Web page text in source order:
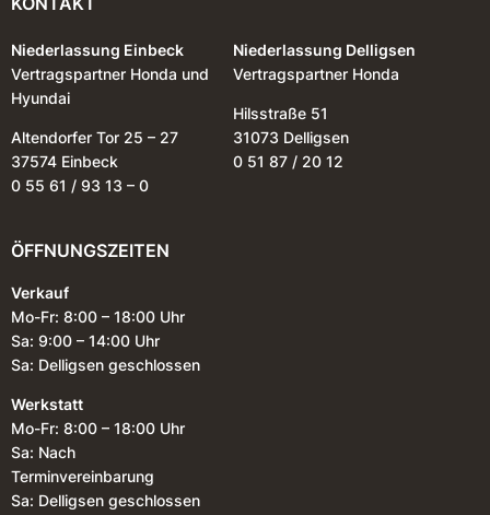
Niederlassung Einbeck
Vertragspartner Honda und
Hyundai
Altendorfer Tor 25 – 27
37574 Einbeck
0 55 61 / 93 13 – 0
Niederlassung Delligsen
Vertragspartner Honda
Hilsstraße 51
31073 Delligsen
0 51 87 / 20 12
ÖFFNUNGSZEITEN
Verkauf
Mo-Fr: 8:00 – 18:00 Uhr
Sa: 9:00 – 14:00 Uhr
Sa: Delligsen geschlossen
Werkstatt
Mo-Fr: 8:00 – 18:00 Uhr
Sa: Nach
Terminvereinbarung
Sa: Delligsen geschlossen